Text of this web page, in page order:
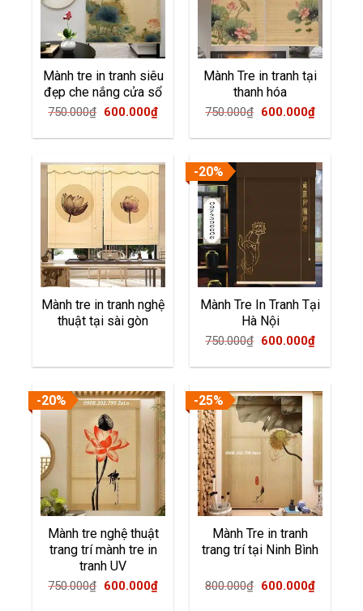
Mành tre in tranh siêu
đẹp che nắng cửa sổ
750.000₫ Original
750.000₫.
600.000₫Current
600.000₫.
Mành Tre in tranh tại
thanh hóa
750.000₫ Original
750.000₫.
600.000₫Current
Mành tre in tranh nghệ
thuật tại sài gòn
-20%
Mành Tre In Tranh Tại
Hà Nội
750.000₫ Original
750.000₫.
600.000₫Current
-20%
Mành tre nghệ thuật
trang trí mành tre in
tranh UV
750.000₫ Original
600.000₫Current
-25%
Mành Tre in tranh
trang trí tại Ninh Bình
800.000₫ Original
600.000₫Current